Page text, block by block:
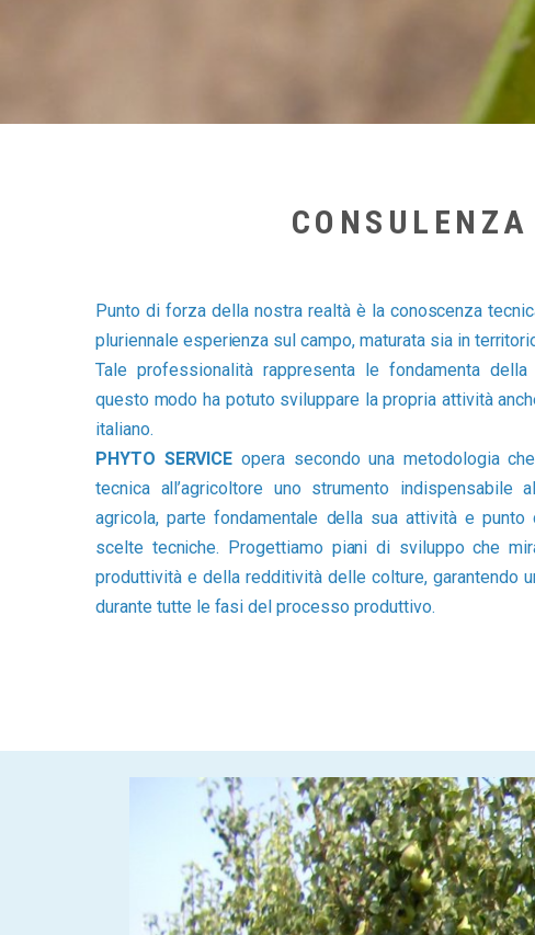
Punto di forza della nostra realtà è la conoscenza
pluriennale esperienza sul campo, maturata sia in
Tale professionalità rappresenta le fondamenta
questo modo ha potuto sviluppare la propria attività
italiano.
PHYTO SERVICE opera secondo una metodologia
tecnica all’agricoltore uno strumento indispensabile
agricola, parte fondamentale della sua attività e
scelte tecniche. Progettiamo piani di sviluppo che
produttività e della redditività delle colture, garantendo
durante tutte le fasi del processo produttivo.